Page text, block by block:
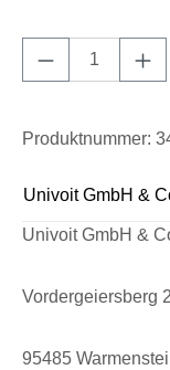
Produkt
Produktnummer:
Univoit GmbH &
Univoit GmbH &
Vordergeiersberg
95485